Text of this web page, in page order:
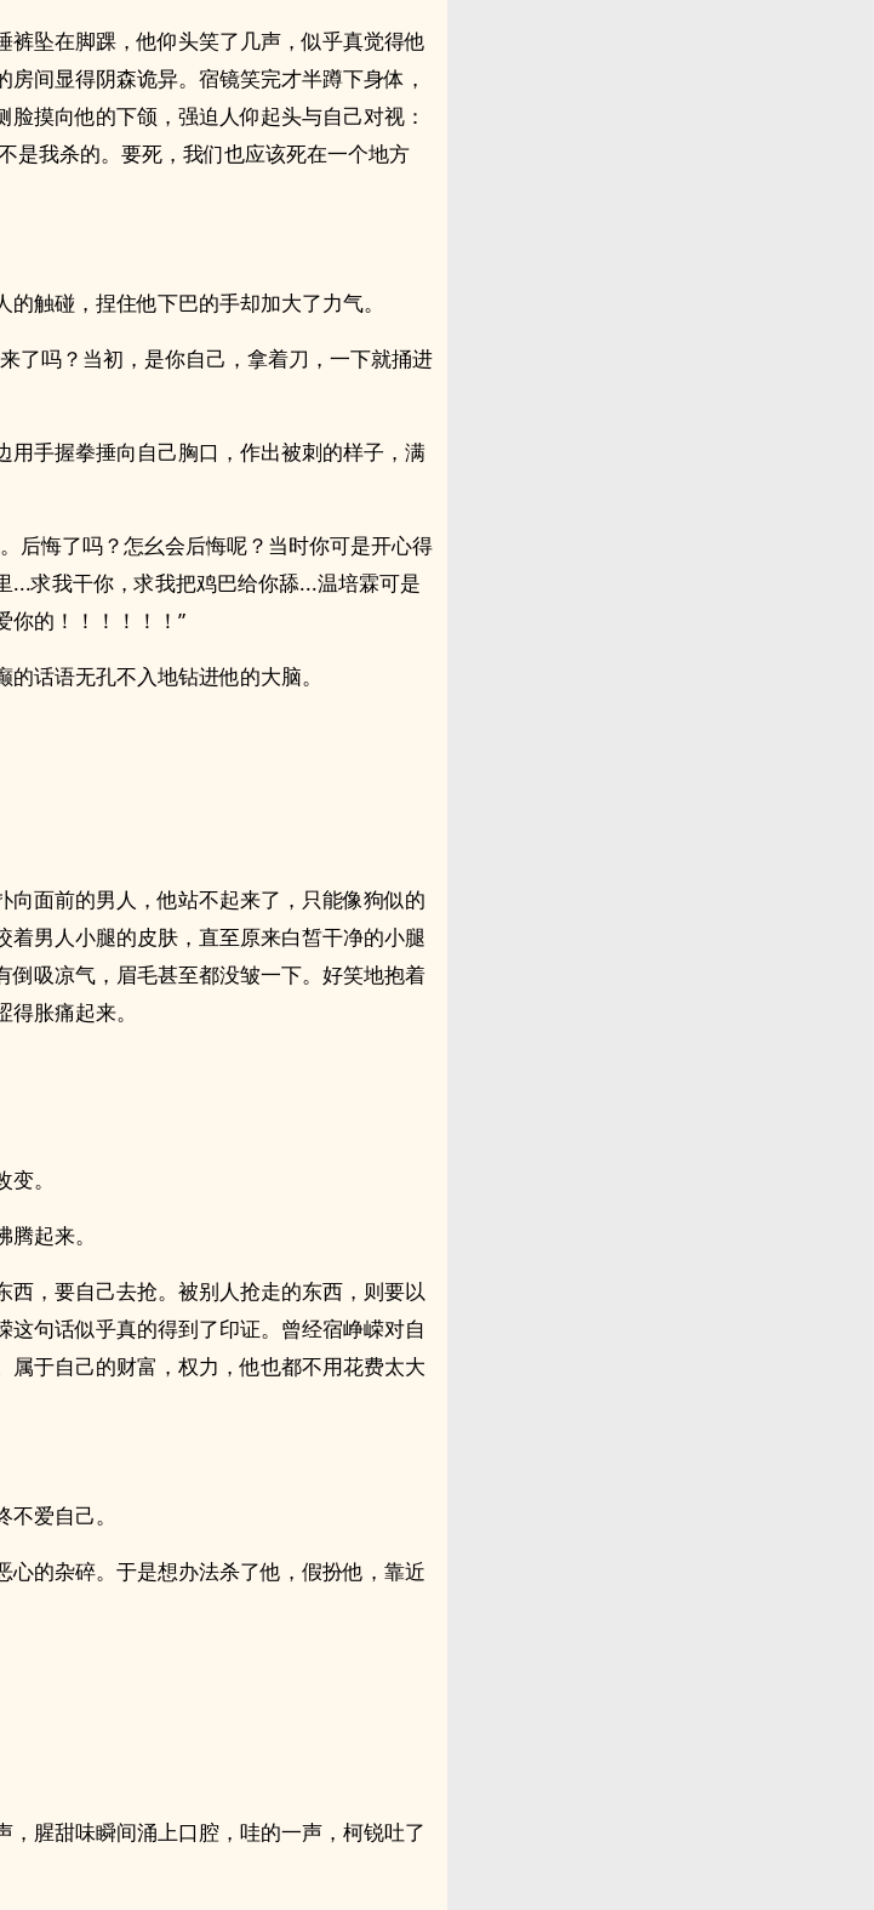
裤坠在脚踝，他仰头笑了几声，似乎真觉得他
间显得阴森诡异。宿镜笑完才半蹲下身体，
摸向他的下颌，强迫人仰起头与自己对视：
是我杀的。要死，我们也应该死在一个地方
触碰，捏住他下巴的手却加大了力气。
了吗？当初，是你自己，拿着刀，一下就捅进
用手握拳捶向自己胸口，作出被刺的样子，满
后悔了吗？怎幺会后悔呢？当时你可是开心得
...求我干你，求我把‍‍鸡‎巴‍‌给你舔...温培霖可是
你的！！！！！！”
话语无孔不入地钻进他的大脑。
向面前的男人，他站不起来了，只能像狗似的
着男人小腿的皮肤，直至原来白皙干净的小腿
倒吸凉气，眉毛甚至都没皱一下。好笑地抱着
胀痛起来。
。
起来。
西，要自己去抢。被别人抢走的东西，则要以
这句话似乎真的得到了印证。曾经宿峥嵘对自
属于自己的财富，权力，他也都不用花费太大
爱自己。
心的杂碎。于是想办法杀了他，假扮他，靠近
，腥甜味瞬间涌上口腔，哇的一声，柯锐吐了